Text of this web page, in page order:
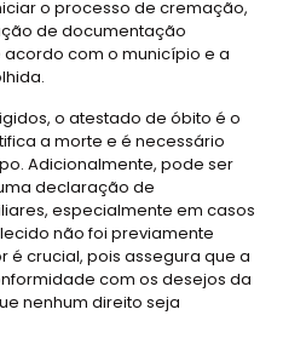
o processo de cremação,
de documentação
com o município e a
o atestado de óbito é o
a morte e é necessário
Adicionalmente, pode ser
declaração de
especialmente em casos
não foi previamente
é crucial, pois assegura que a
com os desejos da
nenhum direito seja